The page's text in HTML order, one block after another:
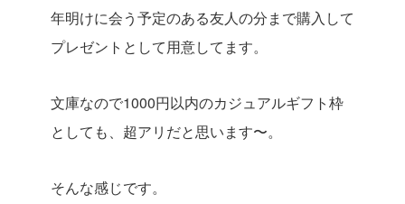
年明けに会う予定のある友人の分まで購入して
プレゼントとして用意してます。
文庫なので1000円以内のカジュアルギフト枠
としても、超アリだと思います〜。
そんな感じです。